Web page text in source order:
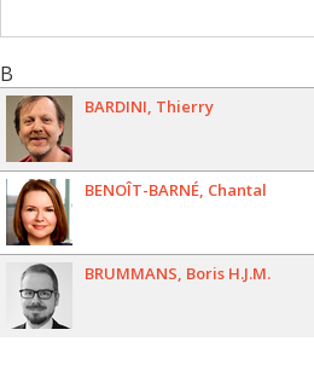
B
BARDINI Thierry
BENOÎT-BARNÉ Chantal
BRUMMANS Boris H.J.M.